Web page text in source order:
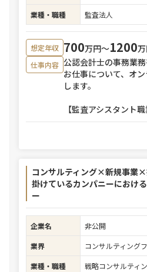
業種・職種
監査法人
想定年収 700万円〜1200
仕事内容 公認会計士の事務業
お仕事について、オ
します。
【監査アシスタント職
コンサルティング×新規事業
掛けているカンパニーにおけ
ー
企業名
非公開
業界
コンサルティング
業種・職種
戦略コンサルティ